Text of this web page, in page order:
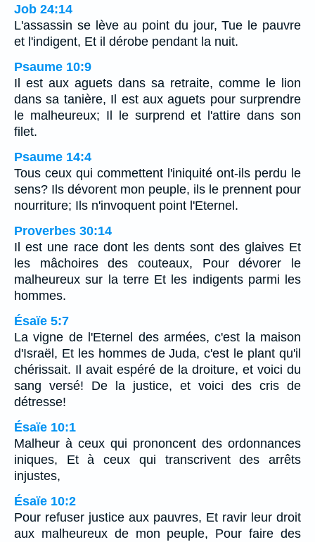
Job 24:14
L'assassin se lève au point du jour, Tue le pauvre
et l'indigent, Et il dérobe pendant la nuit.
Psaume 10:9
Il est aux aguets dans sa retraite, comme le lion
dans sa tanière, Il est aux aguets pour surprendre
le malheureux; Il le surprend et l'attire dans son
filet.
Psaume 14:4
Tous ceux qui commettent l'iniquité ont-ils perdu le
sens? Ils dévorent mon peuple, ils le prennent pour
nourriture; Ils n'invoquent point l'Eternel.
Proverbes 30:14
Il est une race dont les dents sont des glaives Et
les mâchoires des couteaux, Pour dévorer le
malheureux sur la terre Et les indigents parmi les
hommes.
Ésaïe 5:7
La vigne de l'Eternel des armées, c'est la maison
d'Israël, Et les hommes de Juda, c'est le plant qu'il
chérissait. Il avait espéré de la droiture, et voici du
sang versé! De la justice, et voici des cris de
détresse!
Ésaïe 10:1
Malheur à ceux qui prononcent des ordonnances
iniques, Et à ceux qui transcrivent des arrêts
injustes,
Ésaïe 10:2
Pour refuser justice aux pauvres, Et ravir leur droit
aux malheureux de mon peuple, Pour faire des